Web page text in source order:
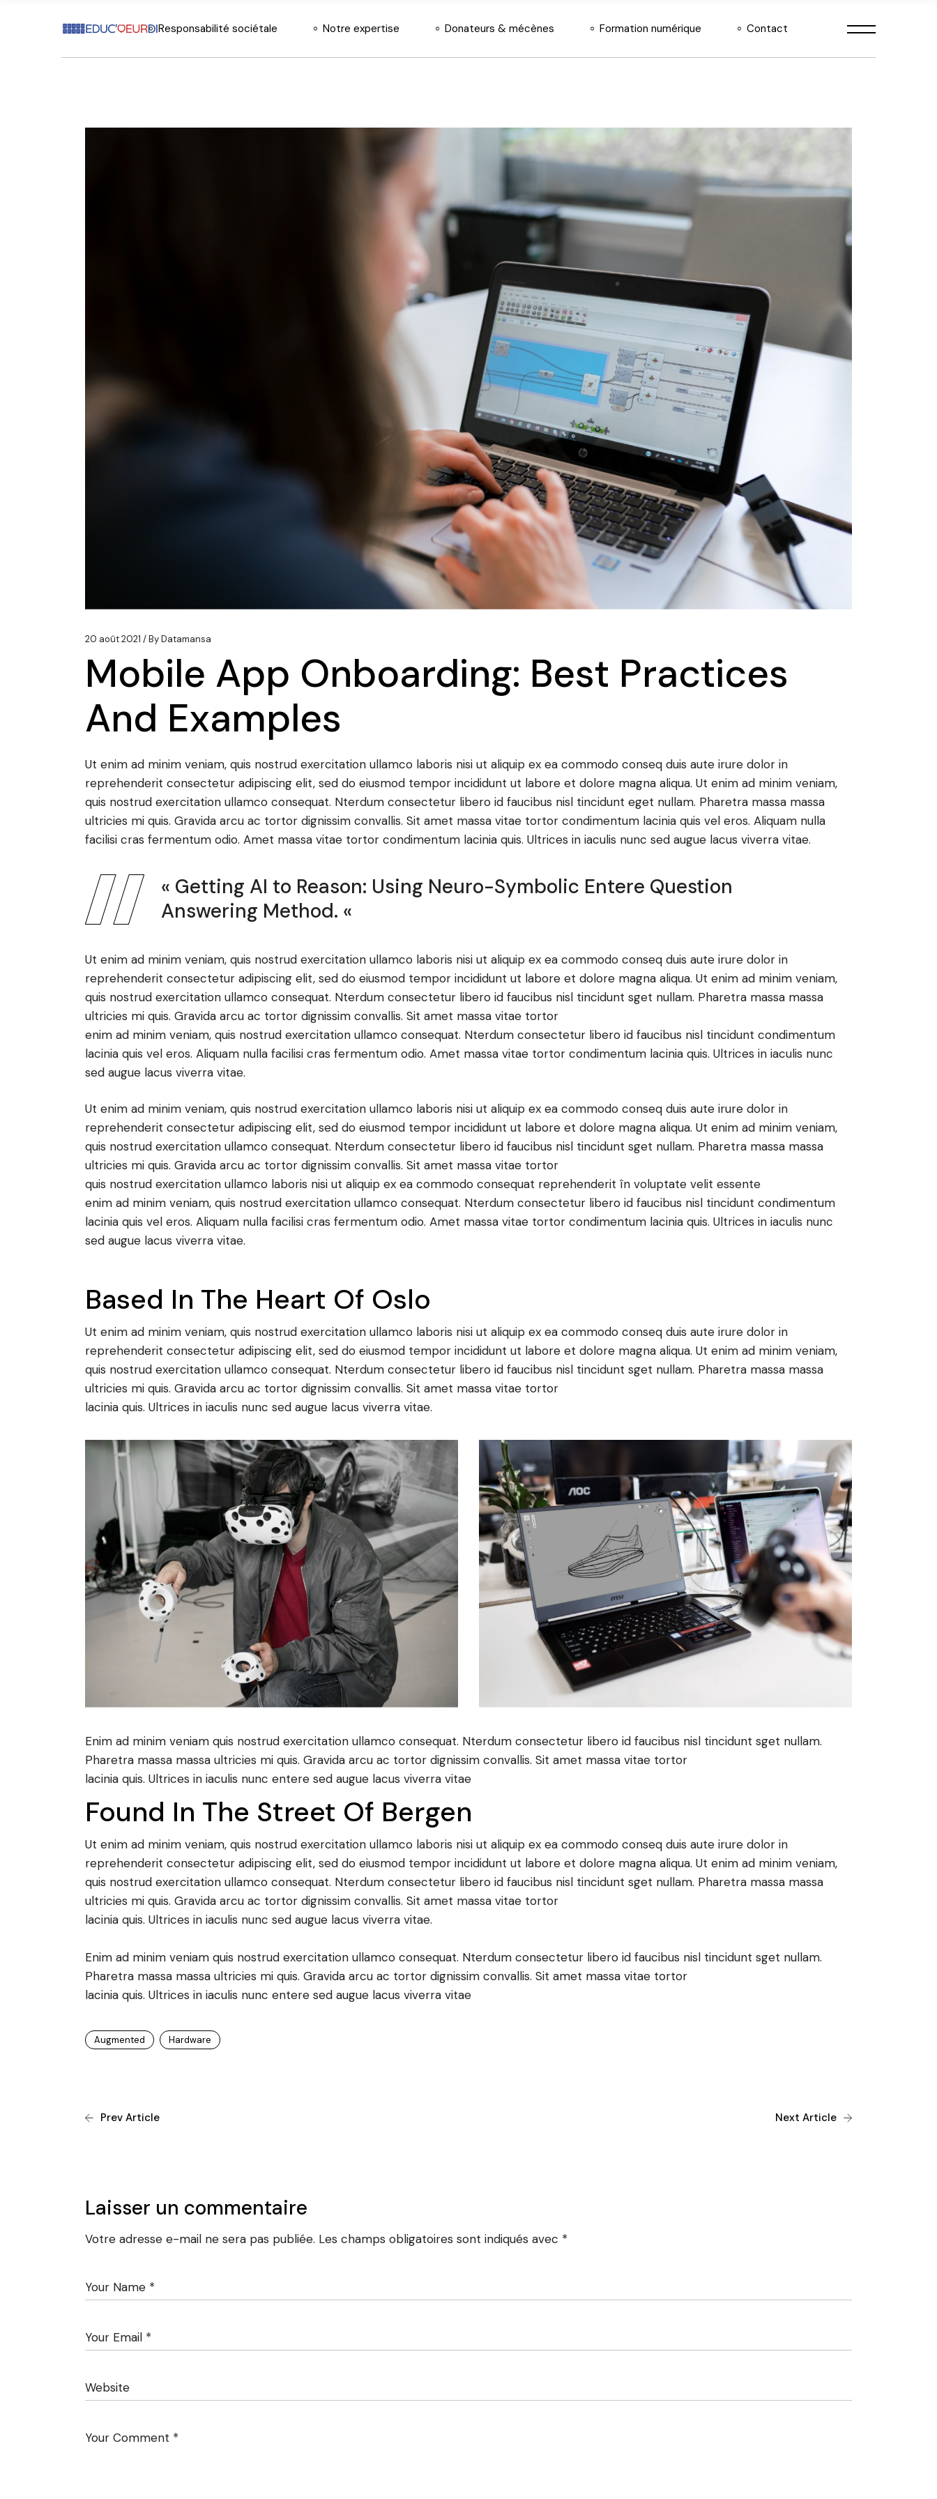
Responsabilité sociétale Notre expertise Donateurs & mécènes Formation numérique Contact
20 août 2021 ByDatamansa
Mobile App Onboarding: Best Practices
And Examples
Ut enim ad minim veniam, quis nostrud exercitation ullamco laboris nisi ut aliquip ex ea commodo conseq duis aute irure dolor in
reprehenderit consectetur adipiscing elit, sed do eiusmod tempor incididunt ut labore et dolore magna aliqua. Ut enim ad minim veniam,
quis nostrud exercitation ullamco consequat. Nterdum consectetur libero id faucibus nisl tincidunt eget nullam. Pharetra massa massa
ultricies mi quis. Gravida arcu ac tortor dignissim convallis. Sit amet massa vitae tortor condimentum lacinia quis vel eros. Aliquam nulla
facilisi cras fermentum odio. Amet massa vitae tortor condimentum lacinia quis. Ultrices in iaculis nunc sed augue lacus viverra vitae.
« Getting AI to Reason: Using Neuro-Symbolic Entere Question
Answering Method. «
Ut enim ad minim veniam, quis nostrud exercitation ullamco laboris nisi ut aliquip ex ea commodo conseq duis aute irure dolor in
reprehenderit consectetur adipiscing elit, sed do eiusmod tempor incididunt ut labore et dolore magna aliqua. Ut enim ad minim veniam,
quis nostrud exercitation ullamco consequat. Nterdum consectetur libero id faucibus nisl tincidunt sget nullam. Pharetra massa massa
ultricies mi quis. Gravida arcu ac tortor dignissim convallis. Sit amet massa vitae tortor
enim ad minim veniam, quis nostrud exercitation ullamco consequat. Nterdum consectetur libero id faucibus nisl tincidunt condimentum
lacinia quis vel eros. Aliquam nulla facilisi cras fermentum odio. Amet massa vitae tortor condimentum lacinia quis. Ultrices in iaculis nunc
sed augue lacus viverra vitae.
Ut enim ad minim veniam, quis nostrud exercitation ullamco laboris nisi ut aliquip ex ea commodo conseq duis aute irure dolor in
reprehenderit consectetur adipiscing elit, sed do eiusmod tempor incididunt ut labore et dolore magna aliqua. Ut enim ad minim veniam,
quis nostrud exercitation ullamco consequat. Nterdum consectetur libero id faucibus nisl tincidunt sget nullam. Pharetra massa massa
ultricies mi quis. Gravida arcu ac tortor dignissim convallis. Sit amet massa vitae tortor
quis nostrud exercitation ullamco laboris nisi ut aliquip ex ea commodo consequat reprehenderit în voluptate velit essente
enim ad minim veniam, quis nostrud exercitation ullamco consequat. Nterdum consectetur libero id faucibus nisl tincidunt condimentum
lacinia quis vel eros. Aliquam nulla facilisi cras fermentum odio. Amet massa vitae tortor condimentum lacinia quis. Ultrices in iaculis nunc
sed augue lacus viverra vitae.
Based In The Heart Of Oslo
Ut enim ad minim veniam, quis nostrud exercitation ullamco laboris nisi ut aliquip ex ea commodo conseq duis aute irure dolor in
reprehenderit consectetur adipiscing elit, sed do eiusmod tempor incididunt ut labore et dolore magna aliqua. Ut enim ad minim veniam,
quis nostrud exercitation ullamco consequat. Nterdum consectetur libero id faucibus nisl tincidunt sget nullam. Pharetra massa massa
ultricies mi quis. Gravida arcu ac tortor dignissim convallis. Sit amet massa vitae tortor
lacinia quis. Ultrices in iaculis nunc sed augue lacus viverra vitae.
Enim ad minim veniam quis nostrud exercitation ullamco consequat. Nterdum consectetur libero id faucibus nisl tincidunt sget nullam.
Pharetra massa massa ultricies mi quis. Gravida arcu ac tortor dignissim convallis. Sit amet massa vitae tortor
lacinia quis. Ultrices in iaculis nunc entere sed augue lacus viverra vitae
Found In The Street Of Bergen
Ut enim ad minim veniam, quis nostrud exercitation ullamco laboris nisi ut aliquip ex ea commodo conseq duis aute irure dolor in
reprehenderit consectetur adipiscing elit, sed do eiusmod tempor incididunt ut labore et dolore magna aliqua. Ut enim ad minim veniam,
quis nostrud exercitation ullamco consequat. Nterdum consectetur libero id faucibus nisl tincidunt sget nullam. Pharetra massa massa
ultricies mi quis. Gravida arcu ac tortor dignissim convallis. Sit amet massa vitae tortor
lacinia quis. Ultrices in iaculis nunc sed augue lacus viverra vitae.
Enim ad minim veniam quis nostrud exercitation ullamco consequat. Nterdum consectetur libero id faucibus nisl tincidunt sget nullam.
Pharetra massa massa ultricies mi quis. Gravida arcu ac tortor dignissim convallis. Sit amet massa vitae tortor
lacinia quis. Ultrices in iaculis nunc entere sed augue lacus viverra vitae
Augmented Hardware
Prev Article Next Article
Laisser un commentaire
Votre adresse e-mail ne sera pas publiée. Les champs obligatoires sont indiqués avec *